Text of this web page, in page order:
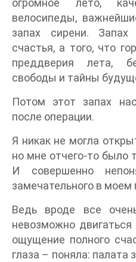
огромное лето,
велосипеды,
запах сирени.
счастья, а того, что
преддверия лета,
свободы и тайны
Потом этот запах
после операции.
Я никак не могла
но мне отчего-то было
И совершенно
замечательного в
Ведь вроде все
невозможно
ощущение полного
глаза – поняла: